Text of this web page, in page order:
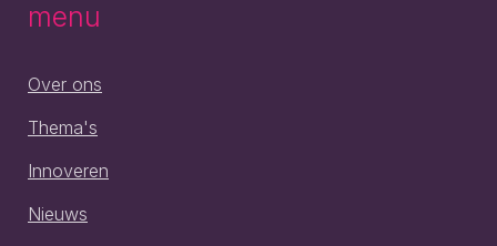
menu
Over ons
Thema's
Innoveren
Nieuws